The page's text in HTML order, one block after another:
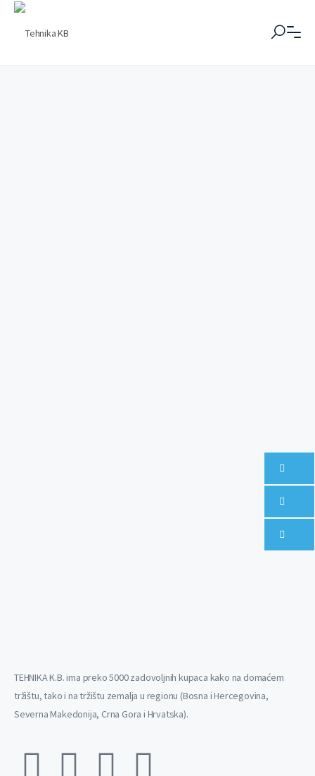
TEHNIKA K.B. ima preko 5000 zadovoljnih kupaca kako na domaćem
tržištu, tako i na tržištu zemalja u regionu (Bosna i Hercegovina,
Severna Makedonija, Crna Gora i Hrvatska).